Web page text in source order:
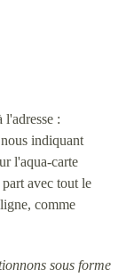
:
indiquant
l'aqua-carte
avec tout le
comme
sous forme